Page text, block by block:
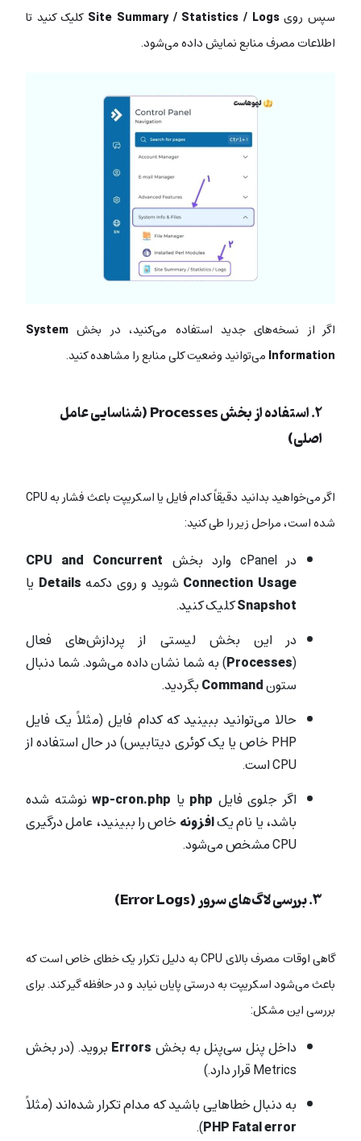
سپس رویSite Summary / Statistics / Logs کلیک کنید تا
اطلاعات مصرف منابع نمایش داده می‌شود.
اگر از نسخه‌های جدید استفاده می‌کنید، در بخش System
Informationمی‌توانید وضعیت کلی منابع را مشاهده کنید.
۲. استفاده از بخش Processes (شناسایی عامل
اصلی)
اگر می‌خواهید بدانید دقیقاً کدام فایل یا اسکریپت باعث فشار به CPU
شده است، مراحل زیر را طی کنید:
در cPanel وارد بخش
CPU and Concurrent
Connection Usage شوید و روی دکمه Details یا
Snapshotکلیک کنید.
در این بخش لیستی از پردازش‌های فعال
(
Processes) به شما نشان داده می‌شود. شما دنبال
ستونCommandبگردید.
حالا می‌توانید ببینید که کدام فایل (مثلاً یک فایل
PHP خاص یا یک کوئری دیتابیس) در حال استفاده از
CPU است.
اگر جلوی فایل php یا
نوشته شده
باشد، یا نام یکافزونه خاص را ببینید، عامل درگیری
CPU مشخص می‌شود.
۳. بررسی لاگ‌های سرور (Error Logs)
گاهی اوقات مصرف بالای CPU به دلیل تکرار یک خطای خاص است که
باعث می‌شود اسکریپت به درستی پایان نیابد و در حافظه گیر کند. برای
بررسی این مشکل:
داخل پنل سی‌پنل به بخش Errors بروید. (در بخش
Metrics قرار دارد.)
به دنبال خطاهایی باشید که مدام تکرار شده‌اند (مثلاً
PHP Fatal error
).